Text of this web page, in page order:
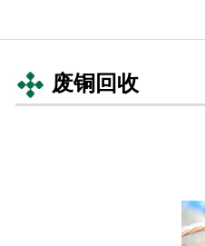
废铜回收